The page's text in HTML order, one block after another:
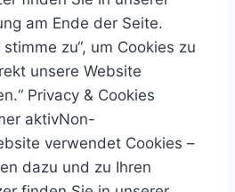
am Ende der Seite.
zu“, um Cookies zu
unsere Website
Privacy & Cookies
aktivNon-
verwendet Cookies –
dazu und zu Ihren